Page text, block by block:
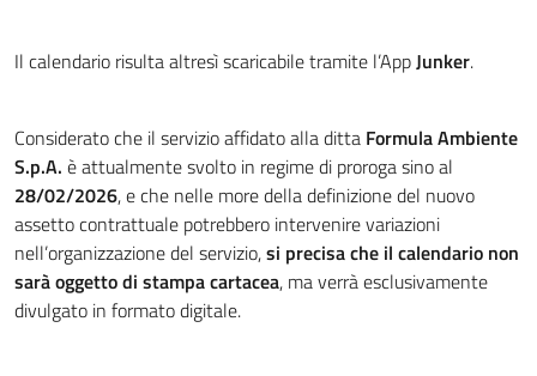
Il calendario risulta altresì scaricabile tramite l’AppJunker.
Considerato che il servizio affidato alla ditta Formula Ambiente
S.p.A. è attualmente svolto in regime di proroga sino al
28/02/2026, e che nelle more della definizione del nuovo
assetto contrattuale potrebbero intervenire variazioni
nell’organizzazione del servizio,si precisa che il calendario non
sarà oggetto di stampa cartacea, ma verrà esclusivamente
divulgato in formato digitale.